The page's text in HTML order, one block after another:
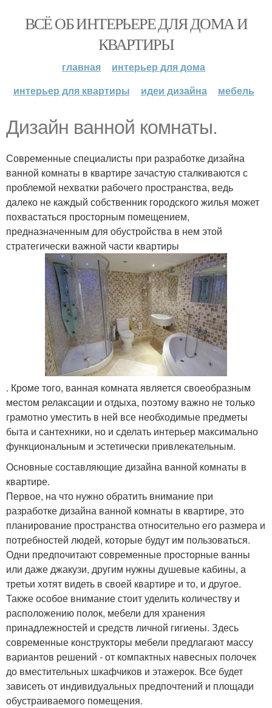
ВСЁ ОБ ИНТЕРЬЕРЕ ДЛЯ ДОМА И
КВАРТИРЫ
главная
интерьер для дома
интерьер для квартиры
идеи дизайна мебель
Дизайн ванной комнаты.
Современные специалисты при разработке дизайна
ванной комнаты в квартире зачастую сталкиваются с
проблемой нехватки рабочего пространства, ведь
далеко не каждый собственник городского жилья может
похвастаться просторным помещением,
предназначенным для обустройства в нем этой
стратегически важной части квартиры
. Кроме того, ванная комната является своеобразным
местом релаксации и отдыха, поэтому важно не только
грамотно уместить в ней все необходимые предметы
быта и сантехники, но и сделать интерьер максимально
функциональным и эстетически привлекательным.
Основные составляющие дизайна ванной комнаты в
квартире.
Первое, на что нужно обратить внимание при
разработке дизайна ванной комнаты в квартире, это
планирование пространства относительно его размера и
потребностей людей, которые будут им пользоваться.
Одни предпочитают современные просторные ванны
или даже джакузи, другим нужны душевые кабины, а
третьи хотят видеть в своей квартире и то, и другое.
Также особое внимание стоит уделить количеству и
расположению полок, мебели для хранения
принадлежностей и средств личной гигиены. Здесь
современные конструкторы мебели предлагают массу
вариантов решений - от компактных навесных полочек
до вместительных шкафчиков и этажерок. Все будет
зависеть от индивидуальных предпочтений и площади
обустраиваемого помещения.